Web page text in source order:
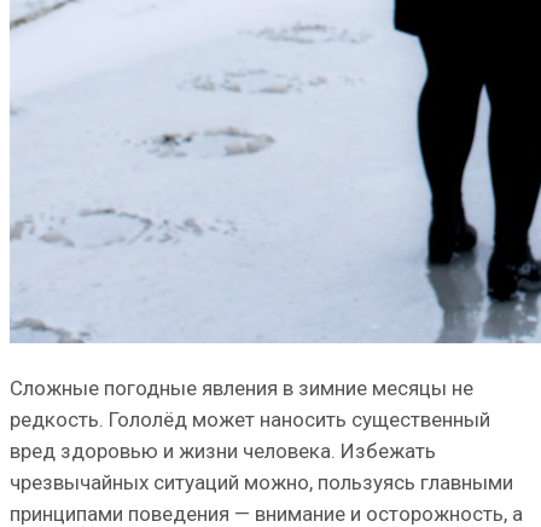
Сложные погодные явления в зимние месяцы не
редкость. Гололёд может наносить существенный
вред здоровью и жизни человека. Избежать
чрезвычайных ситуаций можно, пользуясь главными
принципами поведения — внимание и осторожность, а